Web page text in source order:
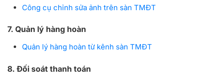
Công cụ chỉnh sửa ảnh trên sàn TMĐT
7. Quản lý hàng hoàn
Quản lý hàng hoàn từ kênh sàn TMĐT
8. Đối soát thanh toán